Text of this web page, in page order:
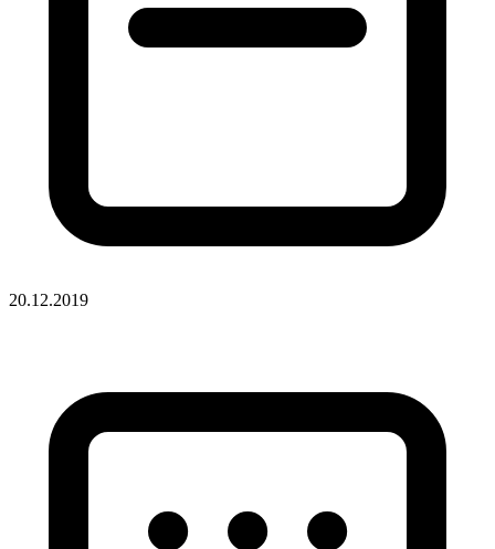
20.12.2019